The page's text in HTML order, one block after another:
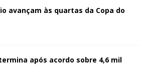
avançam às quartas da Copa do
após acordo sobre 4,6 mil